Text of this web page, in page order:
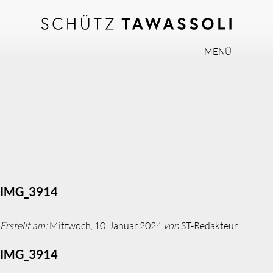
MENÜ
IMG_3914
Erstellt am:Mittwoch, 10. Januar 2024 vonST-Redakteur
IMG_3914